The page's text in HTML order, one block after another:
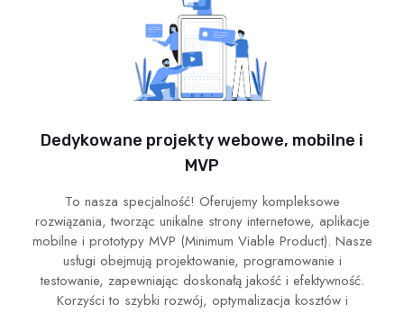
Dedykowane projekty webowe, mobilne i
MVP
To nasza specjalność! Oferujemy kompleksowe
rozwiązania, tworząc unikalne strony internetowe, aplikacje
mobilne i prototypy MVP (Minimum Viable Product). Nasze
usługi obejmują projektowanie, programowanie i
testowanie, zapewniając doskonałą jakość i efektywność.
Korzyści to szybki rozwój, optymalizacja kosztów i